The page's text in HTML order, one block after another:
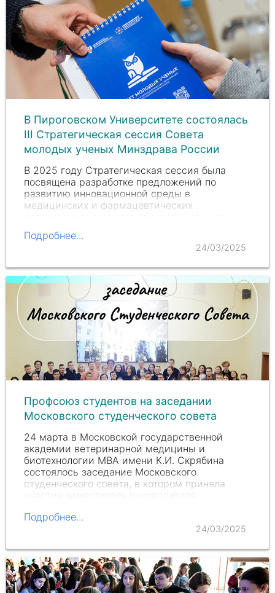
В Пироговском Университете состоялась
III Стратегическая сессия Совета
молодых ученых Минздрава России
В 2025 году Стратегическая сессия была
посвящена разработке предложений по
развитию инновационной среды в
медицинских и фармацевтических
направленных на повышение эффективности и
результативности исследований и…
Подробнее...
24/03/2025
Профсоюз студентов на заседании
Московского студенческого совета
24 марта в Московской государственной
академии ветеринарной медицины и
биотехнологии МВА имени К.И. Скрябина
состоялось заседание Московского
студенческого совета, в котором приняла
Подробнее...
24/03/2025